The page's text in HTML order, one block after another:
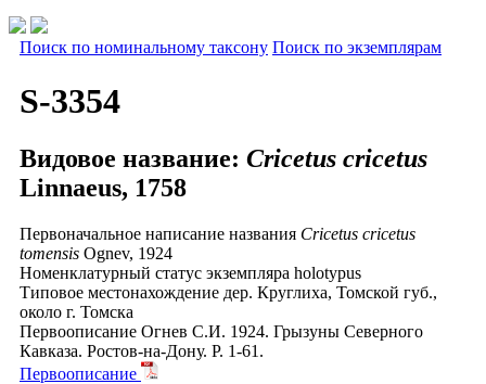
Поиск по номинальному таксону Поиск по экземплярам
S-3354
Видовое название: Cricetus cricetus
Linnaeus, 1758
Первоначальное написание названия Cricetus cricetus
tomensis Ognev, 1924
Номенклатурный статус экземпляра holotypus
Типовое местонахождение дер. Круглиха, Томской губ.,
около г. Томска
Первоописание Огнев С.И. 1924. Грызуны Северного
Кавказа. Ростов-на-Дону. P. 1-61.
Первоописание